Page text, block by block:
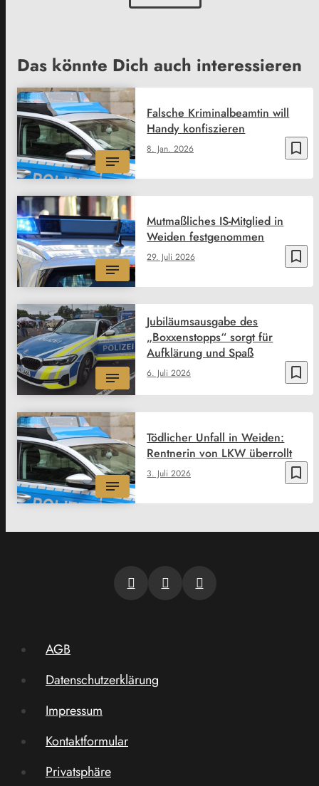
Das könnte Dich auch interessieren
bookmark_border
8. Jan. 2026
Falsche Kriminalbeamtin will
Handy konfiszieren
bookmark_border
29. Juli 2026
Mutmaßliches IS-Mitglied in
Weiden festgenommen
bookmark_border
6. Juli 2026
Jubiläumsausgabe des
„Boxxenstopps“ sorgt für
Aufklärung und Spaß
bookmark_border
3. Juli 2026
Tödlicher Unfall in Weiden:
Rentnerin von LKW überrollt
AGB
Datenschutzerklärung
Impressum
Kontaktformular
Privatsphäre